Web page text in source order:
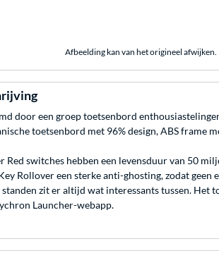
Afbeelding kan van het origineel afwijken.
door een groep toetsenbord
toetsenbord met 96% design, ABS frame
Red switches hebben een levensduur van 50
Rollover een sterke anti-ghosting, zodat
zit er altijd wat interessants tussen. Het
Launcher-webapp.